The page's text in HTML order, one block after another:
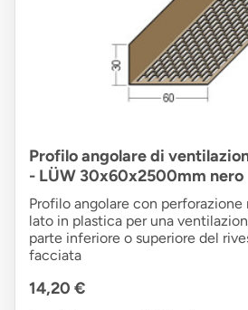
Profilo angolare di
- LÜW 30x60x2500mm nero
Profilo angolare con perforazione
lato in plastica per una
parte inferiore o superiore del
facciata
14,20 €